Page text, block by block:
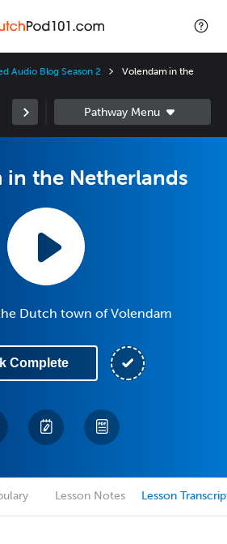
Audio Blog Season 2
Volendam in the
in the Netherlands
Dutch town of Volendam
Complete
Lesson Notes Lesson